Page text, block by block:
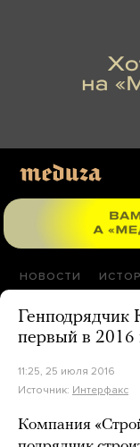
НОВОСТИ
Генподрядчик
первый в 2016
11:25, 25 июля 2016
Источник: Интерфакс
Компания